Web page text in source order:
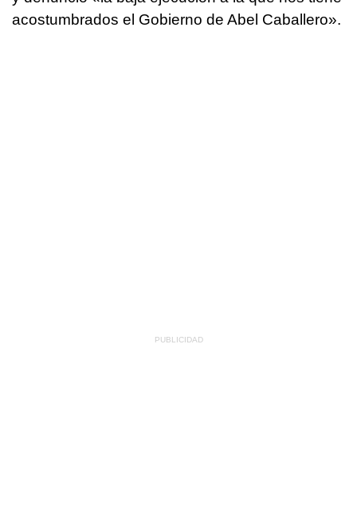
acostumbrados el Gobierno de Abel Caballero».